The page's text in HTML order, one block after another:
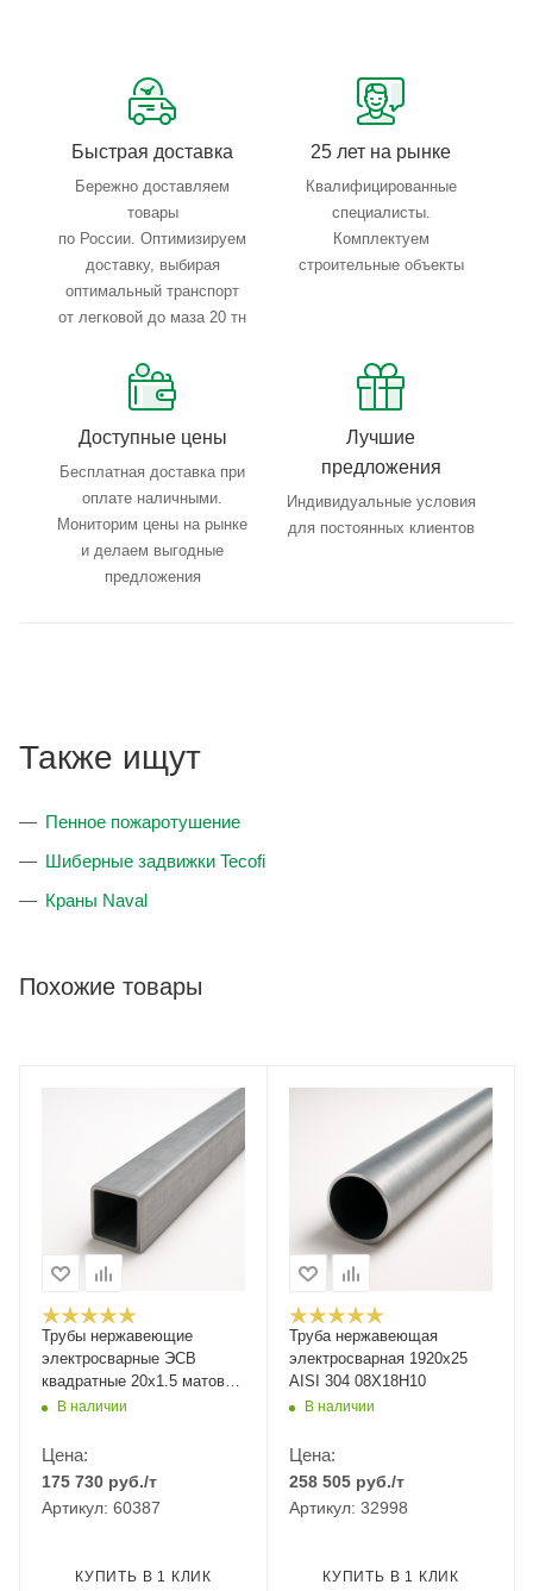
Тройной весовой контроль: въезд, погрузка, выезд
Быстрая доставка
Бережно доставляем
товары
по России. Оптимизируем
доставку, выбирая
оптимальный транспорт
от легковой до маза 20 тн
25 лет на рынке
Квалифицированные
специалисты.
Комплектуем
строительные объекты
Доступные цены
Бесплатная доставка при
оплате наличными.
Мониторим цены на рынке
и делаем выгодные
предложения
Лучшие
предложения
Индивидуальные условия
для постоянных клиентов
Также ищут
Пенное пожаротушение
Шиберные задвижки Tecofi
Краны Naval
Похожие товары
Трубы нержавеющие
электросварные ЭСВ
квадратные 20х1.5 матовая
EN 10219-2, длина 6 м,
В наличии
Цена:
175 730 руб./т
Артикул: 60387
КУПИТЬ В 1 КЛИК
Труба нержавеющая
электросварная 1920х25
AISI 304 08Х18Н10
В наличии
Цена:
258 505 руб./т
Артикул: 32998
КУПИТЬ В 1 КЛИК